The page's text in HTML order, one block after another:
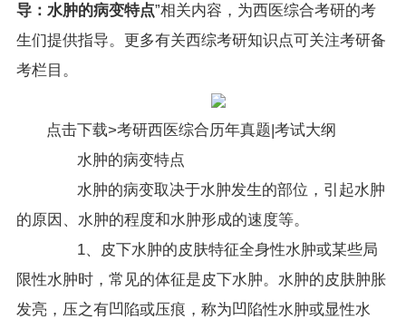
导：水肿的病变特点”相关内容，为西医综合考研的考
生们提供指导。更多有关西综考研知识点可关注考研备
考栏目。
点击下载>考研西医综合历年真题|考试大纲
水肿的病变特点
水肿的病变取决于水肿发生的部位，引起水肿
的原因、水肿的程度和水肿形成的速度等。
1、皮下水肿的皮肤特征全身性水肿或某些局
限性水肿时，常见的体征是皮下水肿。水肿的皮肤肿胀
发亮，压之有凹陷或压痕，称为凹陷性水肿或显性水